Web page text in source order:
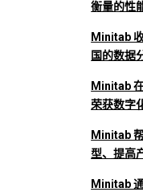
衡量的性
Minitab
国的数据
Minitab
荣获数字
Minitab
型、提高
Minitab